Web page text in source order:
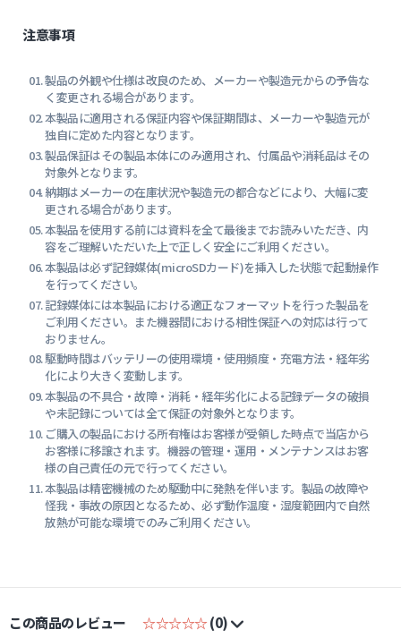
注意事項
製品の外観や仕様は改良のため、メーカーや製造元からの予告な
く変更される場合があります。
本製品に適用される保証内容や保証期間は、メーカーや製造元が
独自に定めた内容となります。
製品保証はその製品本体にのみ適用され、付属品や消耗品はその
対象外となります。
納期はメーカーの在庫状況や製造元の都合などにより、大幅に変
更される場合があります。
本製品を使用する前には資料を全て最後までお読みいただき、内
容をご理解いただいた上で正しく安全にご利用ください。
本製品は必ず記録媒体(microSDカード)を挿入した状態で起動操作
を行ってください。
記録媒体には本製品における適正なフォーマットを行った製品を
ご利用ください。また機器間における相性保証への対応は行って
おりません。
駆動時間はバッテリーの使用環境・使用頻度・充電方法・経年劣
化により大きく変動します。
本製品の不具合・故障・消耗・経年劣化による記録データの破損
や未記録については全て保証の対象外となります。
ご購入の製品における所有権はお客様が受領した時点で当店から
お客様に移譲されます。機器の管理・運用・メンテナンスはお客
様の自己責任の元で行ってください。
本製品は精密機械のため駆動中に発熱を伴います。製品の故障や
怪我・事故の原因となるため、必ず動作温度・湿度範囲内で自然
放熱が可能な環境でのみご利用ください。
この商品のレビュー ☆☆☆☆☆(0)